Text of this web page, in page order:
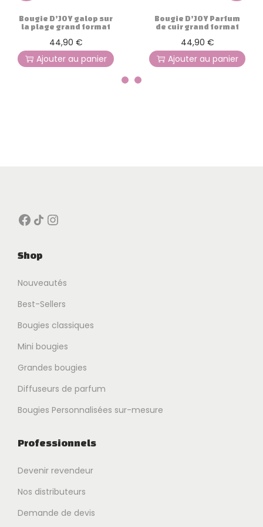
s
Bougie D’JOY galop sur
la plage grand format
44,90 €
Ajouter au panier
Bougie D’JOY Parfum
de cuir grand format
44,90 €
Ajouter au panier
Facebook Icône de partage Instagram
Shop
Nouveautés
Best-Sellers
Bougies classiques
Mini bougies
Grandes bougies
Diffuseurs de parfum
Bougies Personnalisées sur-mesure
Professionnels
Devenir revendeur
Nos distributeurs
Demande de devis